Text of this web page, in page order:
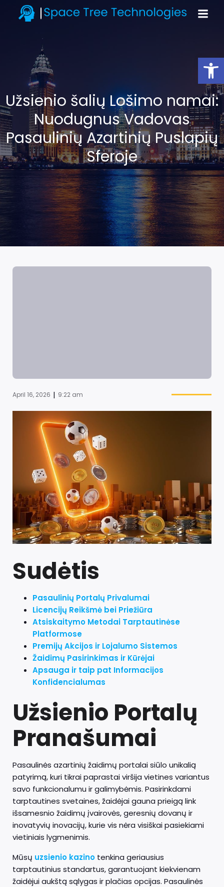
Open toolbar
Užsienio šalių Lošimo namai:
Nuodugnus Vadovas
Pasaulinių Azartinių Puslapių
Sferoje
April 16, 2026 | 9:22 am
Sudėtis
Pasaulinių Portalų Privalumai
Licencijų Reikšmė bei Priežiūra
Atsiskaitymo Metodai Tarptautinėse
Platformose
Premijų Akcijos ir Lojalumo Sistemos
Žaidimų Pasirinkimas ir Kūrėjai
Apsauga ir taip pat Informacijos
Konfidencialumas
Užsienio Portalų
Pranašumai
Pasaulinės azartinių žaidimų portalai siūlo unikalią
patyrimą, kuri tikrai paprastai viršija vietines variantus
savo funkcionalumu ir galimybėmis. Pasirinkdami
tarptautines svetaines, žaidėjai gauna prieigą link
išsamesnio žaidimų įvairovės, geresnių dovanų ir
inovatyvių inovacijų, kurie vis nėra visiškai pasiekiami
vietiniais lygmenimis.
Mūsų uzsienio kazino tenkina geriausius
tarptautinius standartus, garantuojant kiekvienam
žaidėjui aukštą sąlygas ir plačias opcijas. Pasaulinės